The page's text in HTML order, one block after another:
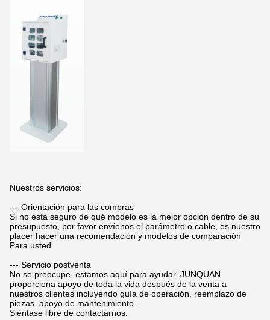
Nuestros servicios:
--- Orientación para las compras
Si no está seguro de qué modelo es la mejor opción dentro de su
presupuesto, por favor envíenos el parámetro o cable, es nuestro
placer hacer una recomendación y modelos de comparación
Para usted.
--- Servicio postventa
No se preocupe, estamos aquí para ayudar. JUNQUAN
proporciona apoyo de toda la vida después de la venta a
nuestros clientes incluyendo guía de operación, reemplazo de
piezas, apoyo de mantenimiento.
Siéntase libre de contactarnos.